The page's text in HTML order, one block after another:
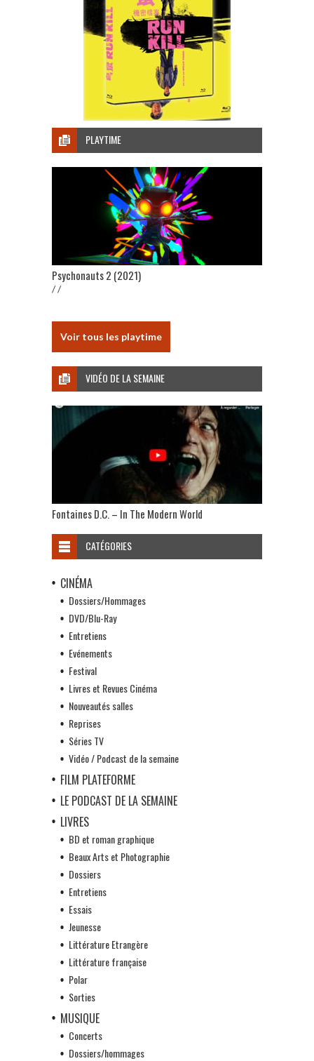
PLAYTIME
Psychonauts 2 (2021)
/ /
Voir tous les playtime
VIDÉO DE LA SEMAINE
Fontaines D.C. – In The Modern World
CATÉGORIES
CINÉMA
Dossiers/Hommages
DVD/Blu-Ray
Entretiens
Evénements
Festival
Livres et Revues Cinéma
Nouveautés salles
Reprises
Séries TV
Vidéo / Podcast de la semaine
FILM PLATEFORME
LE PODCAST DE LA SEMAINE
LIVRES
BD et roman graphique
Beaux Arts et Photographie
Dossiers
Entretiens
Essais
Jeunesse
Littérature Etrangère
Littérature française
Polar
Sorties
MUSIQUE
Concerts
Dossiers/hommages